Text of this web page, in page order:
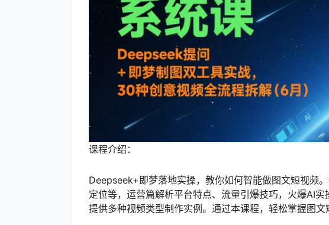
课程介绍：
Deepseek+即梦落地实操，教你如何智能做图文短视频
定位等，运营篇解析平台特点、流量引爆技巧，火爆AI
提供多种视频类型制作实例。通过本课程，轻松掌握图文